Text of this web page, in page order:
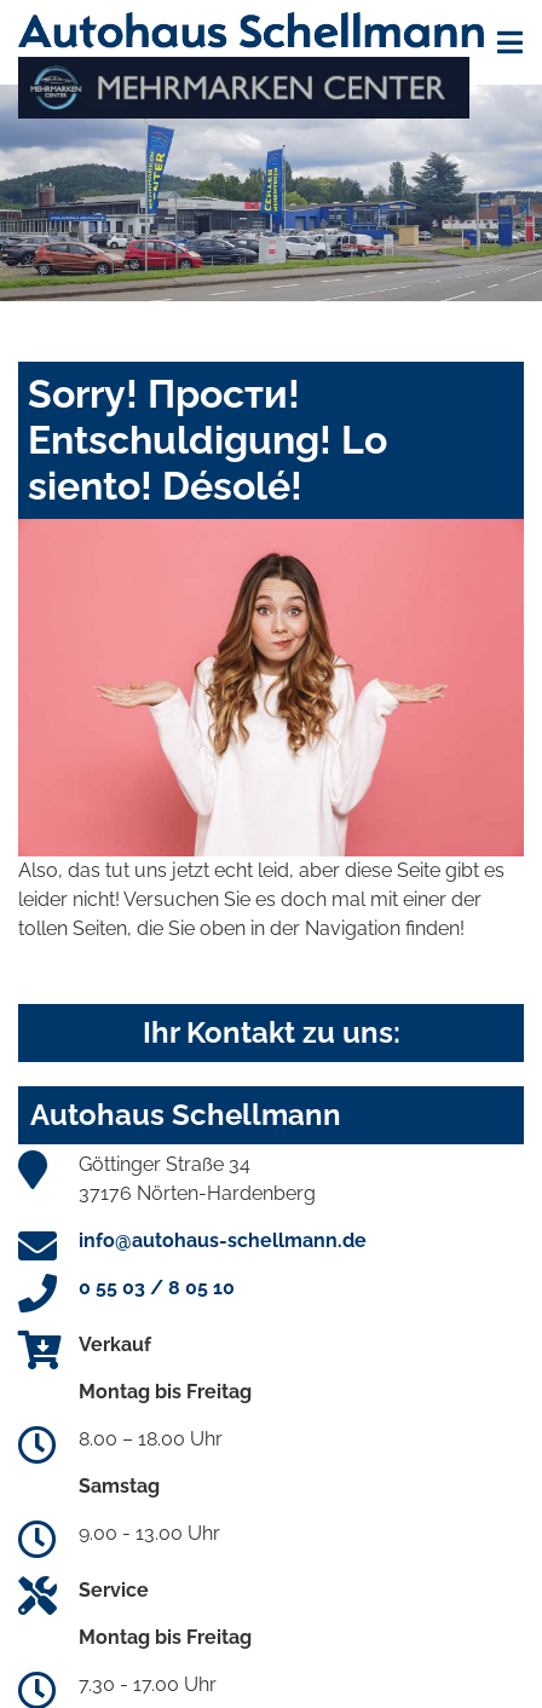
Sorry! Прости!
Entschuldigung! Lo
siento! Désolé!
Also, das tut uns jetzt echt leid, aber diese Seite gibt es
leider nicht! Versuchen Sie es doch mal mit einer der
tollen Seiten, die Sie oben in der Navigation finden!
Ihr Kontakt zu uns:
Autohaus Schellmann
Göttinger Straße 34
37176 Nörten-Hardenberg
info@autohaus-schellmann.de
0 55 03 / 8 05 10
Verkauf
Montag bis Freitag
8.00 – 18.00 Uhr
Samstag
9.00 - 13.00 Uhr
Service
Montag bis Freitag
7.30 - 17.00 Uhr